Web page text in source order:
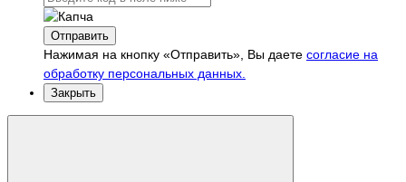
Отправить
Нажимая на кнопку «Отправить», Вы даете согласие на
обработку персональных данных.
Закрыть